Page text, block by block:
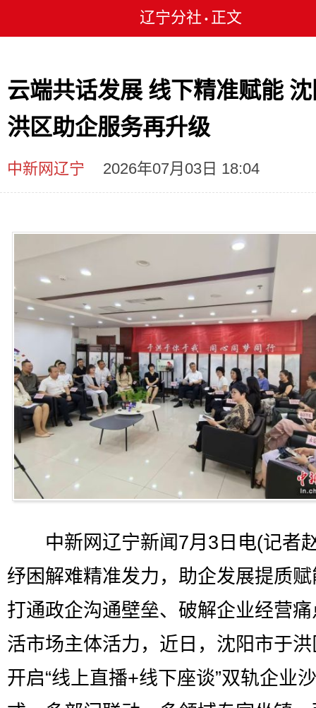
辽宁分社 • 正文
云端共话发展 线下精准赋能
洪区助企服务再升级
中新网辽宁 2026年07月03日 18:04
中新网辽宁新闻7月3日电(记者
纾困解难精准发力，助企发展提质
打通政企沟通壁垒、破解企业经营
活市场主体活力，近日，沈阳市于
开启“线上直播+线下座谈”双轨企业